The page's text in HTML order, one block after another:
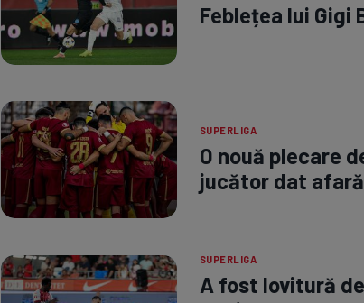
Feblețea lui Gigi
SUPERLIGA
O nouă plecare
jucător dat
SUPERLIGA
A fost lovitură